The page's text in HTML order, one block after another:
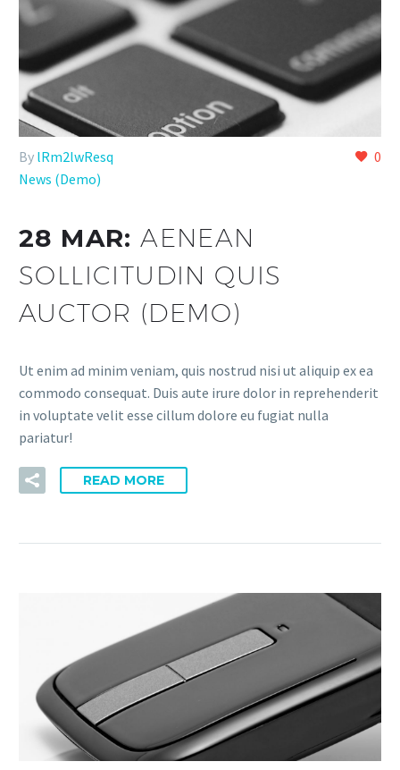
0
By lRm2lwResq
News (Demo)
28 MAR:AENEAN
SOLLICITUDIN QUIS
AUCTOR (DEMO)
Ut enim ad minim veniam, quis nostrud nisi ut aliquip ex ea
commodo consequat. Duis aute irure dolor in reprehenderit
in voluptate velit esse cillum dolore eu fugiat nulla
pariatur!
READ MORE